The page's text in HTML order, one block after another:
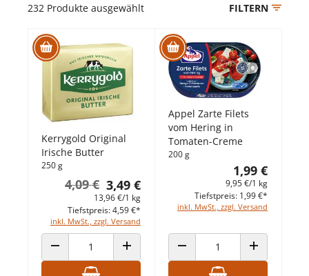
232 Produkte ausgewählt FILTERN
Kerrygold Original
Irische Butter
250 g
3,49 €
4,09 €
13,96 €/1 kg
inkl. MwSt., zzgl. Versand
Tiefstpreis: 4,59 €*
ANZAHL VERRINGERNANZAHL ERHÖHEN
Appel Zarte Filets
vom Hering in
Tomaten-Creme
200 g
1,99 €
9,95 €/1 kg
inkl. MwSt., zzgl. Versand
Tiefstpreis: 1,99 €*
ANZAHL VERRINGERNANZAHL